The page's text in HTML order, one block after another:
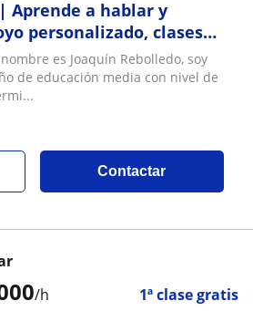
Aprende a hablar y
personalizado, clases
es Joaquín Rebolledo, soy
de educación media con nivel de
Contactar
/h 1ª clase gratis